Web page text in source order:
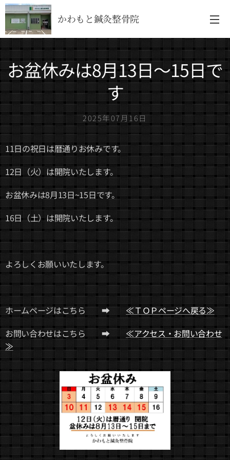
かわもと鍼灸整骨院
お盆休みは8月13日～15日で
す
2025年07月16日
11日の祝日は暦通りお休みです。
12日（火）は開院いたします。
お盆休みは8月13日~15日です。
16日（土）は開院いたします。
よろしくお願いいたします。
ホームページはこちら ➡ ≪ＴＯＰページへ戻る≫
お問い合わせはこちら ➡ ≪アクセス・お問い合わせ
≫